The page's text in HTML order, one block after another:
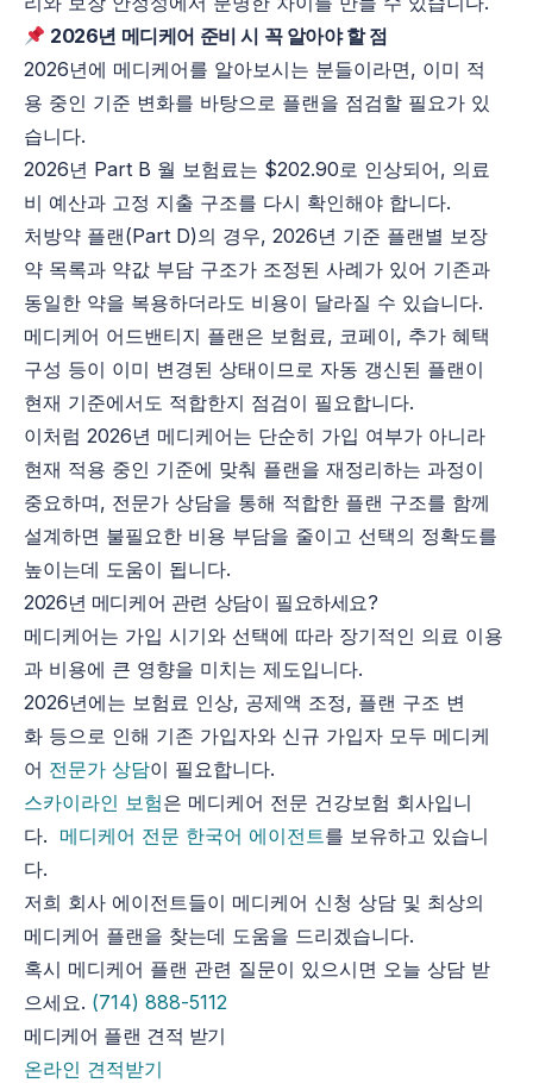
2026년 메디케어 준비 시 꼭 알아야 할 점
2026년에 메디케어를 알아보시는 분들이라면, 이미 적
용 중인 기준 변화를 바탕으로 플랜을 점검할 필요가 있
습니다.
2026년 Part B 월 보험료는 $202.90로 인상되어, 의료
비 예산과 고정 지출 구조를 다시 확인해야 합니다.
처방약 플랜(Part D)의 경우, 2026년 기준 플랜별 보장
약 목록과 약값 부담 구조가 조정된 사례가 있어 기존과
동일한 약을 복용하더라도 비용이 달라질 수 있습니다.
메디케어 어드밴티지 플랜은 보험료, 코페이, 추가 혜택
구성 등이 이미 변경된 상태이므로 자동 갱신된 플랜이
현재 기준에서도 적합한지 점검이 필요합니다.
이처럼 2026년 메디케어는 단순히 가입 여부가 아니라
현재 적용 중인 기준에 맞춰 플랜을 재정리하는 과정이
중요하며, 전문가 상담을 통해 적합한 플랜 구조를 함께
설계하면 불필요한 비용 부담을 줄이고 선택의 정확도를
높이는데 도움이 됩니다.
2026년 메디케어 관련 상담이 필요하세요?
메디케어는 가입 시기와 선택에 따라 장기적인 의료 이용
과 비용에 큰 영향을 미치는 제도입니다.
2026년에는 보험료 인상, 공제액 조정, 플랜 구조 변
화 등으로 인해 기존 가입자와 신규 가입자 모두 메디케
어 전문가 상담이 필요합니다.
스카이라인 보험은 메디케어 전문 건강보험 회사입니
다. 메디케어 전문 한국어 에이전트를 보유하고 있습니
다.
저희 회사 에이전트들이 메디케어 신청 상담 및 최상의
메디케어 플랜을 찾는데 도움을 드리겠습니다.
혹시 메디케어 플랜 관련 질문이 있으시면 오늘 상담 받
으세요. (714) 888-5112
메디케어 플랜 견적 받기
온라인 견적받기